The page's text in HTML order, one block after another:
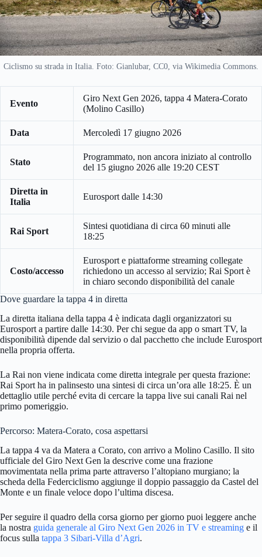
Ciclismo su strada in Italia. Foto: Gianlubar, CC0, via Wikimedia Commons.
Evento
Giro Next Gen 2026, tappa 4 Matera-Corato
(Molino Casillo)
Data Mercoledì 17 giugno 2026
Stato
Programmato, non ancora iniziato al controllo
del 15 giugno 2026 alle 19:20 CEST
Diretta in
Italia
Eurosport dalle 14:30
Rai Sport
Sintesi quotidiana di circa 60 minuti alle
18:25
Costo/accesso
Eurosport e piattaforme streaming collegate
richiedono un accesso al servizio; Rai Sport è
in chiaro secondo disponibilità del canale
Dove guardare la tappa 4 in diretta
La diretta italiana della tappa 4 è indicata dagli organizzatori su
Eurosport a partire dalle 14:30. Per chi segue da app o smart TV, la
disponibilità dipende dal servizio o dal pacchetto che include Eurosport
nella propria offerta.
La Rai non viene indicata come diretta integrale per questa frazione:
Rai Sport ha in palinsesto una sintesi di circa un’ora alle 18:25. È un
dettaglio utile perché evita di cercare la tappa live sui canali Rai nel
primo pomeriggio.
Percorso: Matera-Corato, cosa aspettarsi
La tappa 4 va da Matera a Corato, con arrivo a Molino Casillo. Il sito
ufficiale del Giro Next Gen la descrive come una frazione
movimentata nella prima parte attraverso l’altopiano murgiano; la
scheda della Federciclismo aggiunge il doppio passaggio da Castel del
Monte e un finale veloce dopo l’ultima discesa.
Per seguire il quadro della corsa giorno per giorno puoi leggere anche
la nostra guida generale al Giro Next Gen 2026 in TV e streaming e il
focus sulla tappa 3 Sibari-Villa d’Agri.